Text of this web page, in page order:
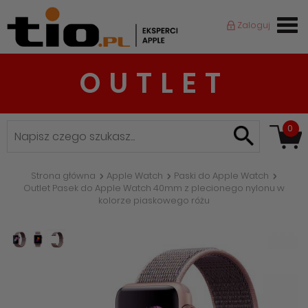
OUTLET
Zaloguj
0
Strona główna Apple Watch
Paski do Apple Watch
Outlet Pasek do Apple Watch 40mm z plecionego nylonu w
kolorze piaskowego różu